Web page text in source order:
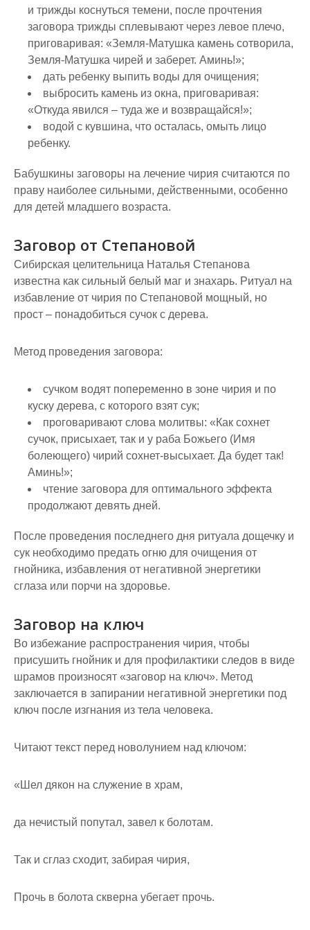
и трижды коснуться темени, после прочтения
заговора трижды сплевывают через левое плечо,
приговаривая: «Земля-Матушка камень сотворила,
Земля-Матушка чирей и заберет. Аминь!»;
дать ребенку выпить воды для очищения;
выбросить камень из окна, приговаривая:
«Откуда явился – туда же и возвращайся!»;
водой с кувшина, что осталась, омыть лицо
ребенку.
Бабушкины заговоры на лечение чирия считаются по
праву наиболее сильными, действенными, особенно
для детей младшего возраста.
Заговор от Степановой
Сибирская целительница Наталья Степанова
известна как сильный белый маг и знахарь. Ритуал на
избавление от чирия по Степановой мощный, но
прост – понадобиться сучок с дерева.
Метод проведения заговора:
сучком водят попеременно в зоне чирия и по
куску дерева, с которого взят сук;
проговаривают слова молитвы: «Как сохнет
сучок, присыхает, так и у раба Божьего (Имя
болеющего) чирий сохнет-высыхает. Да будет так!
Аминь!»;
чтение заговора для оптимального эффекта
продолжают девять дней.
После проведения последнего дня ритуала дощечку и
сук необходимо предать огню для очищения от
гнойника, избавления от негативной энергетики
сглаза или порчи на здоровье.
Заговор на ключ
Во избежание распространения чирия, чтобы
присушить гнойник и для профилактики следов в виде
шрамов произносят «заговор на ключ». Метод
заключается в запирании негативной энергетики под
ключ после изгнания из тела человека.
Читают текст перед новолунием над ключом:
«Шел дякон на служение в храм,
да нечистый попутал, завел к болотам.
Так и сглаз сходит, забирая чирия,
Прочь в болота скверна убегает прочь.